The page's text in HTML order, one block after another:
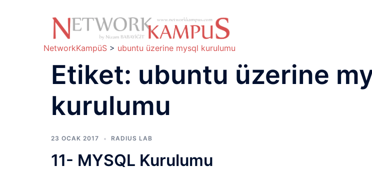
NetworkKampüS > ubuntu üzerine mysql kurulumu
Etiket: ubuntu üzerine
kurulumu
23 OCAK 2017 RADIUS LAB
11- MYSQL Kurulumu